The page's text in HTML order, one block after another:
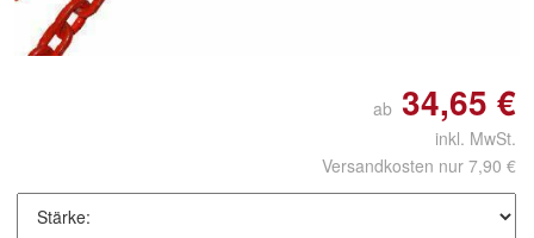
ab 34,65 €
inkl. MwSt.
Versandkosten nur 7,90 €